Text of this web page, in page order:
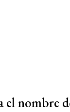
el nombre